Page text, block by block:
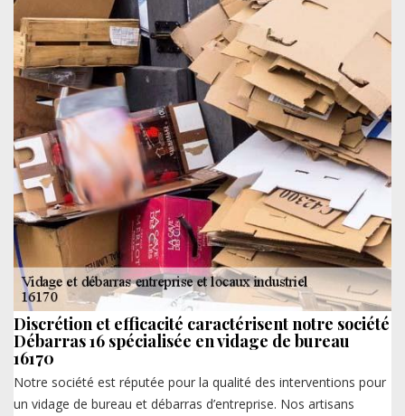
Discrétion et efficacité caractérisent notre société
Débarras 16 spécialisée en vidage de bureau
16170
Notre société est réputée pour la qualité des interventions pour
un vidage de bureau et débarras d’entreprise. Nos artisans